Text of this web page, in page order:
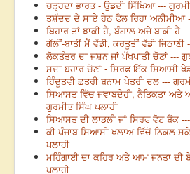
ਚੜ੍ਹਦਾ ਭਾਰਤ - ਉਡਦੀ ਸਿੱਖਿਆ ---
ਤਸ਼ੱਦਦ ਦੇ ਸਾਏ ਹੇਠ ਫੈਲ ਰਿਹਾ ਅਨੀਮੀਆ
ਬਿਹਾਰ ਤਾਂ ਝਾਕੀ ਹੈ, ਬੰਗਾਲ ਅਜੇ ਬਾਕੀ ਹੈ
ਗੱਲੀਂ-ਬਾਤੀਂ ਮੈਂ ਵੱਡੀ, ਕਰਤੂਤੀਂ ਵੱਡੀ
ਲੋਕਤੰਤਰ ਦਾ ਜਸ਼ਨ ਜਾਂ ਪੱਖਪਾਤੀ ਚੋਣਾਂ ---
ਸਦਾ ਬਹਾਰ ਚੋਣਾਂ - ਸਿਰਫ ਇੱਕ ਸਿਆਸੀ
ਹਿੰਦੂਤਵੀ ਛਤਰੀ ਬਨਾਮ ਖੇਤਰੀ ਦਲ ---
ਸਿਆਸਤ ਵਿੱਚ ਜਵਾਬਦੇਹੀ, ਨੈਤਿਕਤਾ ਅਤੇ
ਗੁਰਮੀਤ ਸਿੰਘ ਪਲਾਹੀ
ਸਿਆਸਤ ਦੀ ਲਾਡਲੀ ਜਾਂ ਸਿਰਫ ਵੋਟ ਬੈਂਕ
ਕੀ ਪੰਜਾਬ ਸਿਆਸੀ ਖਲਾਅ ਵਿੱਚੋਂ ਨਿਕਲ
ਪਲਾਹੀ
ਮਹਿੰਗਾਈ ਦਾ ਕਹਿਰ ਅਤੇ ਆਮ ਜਨਤਾ ਦੀ
ਪਲਾਹੀ